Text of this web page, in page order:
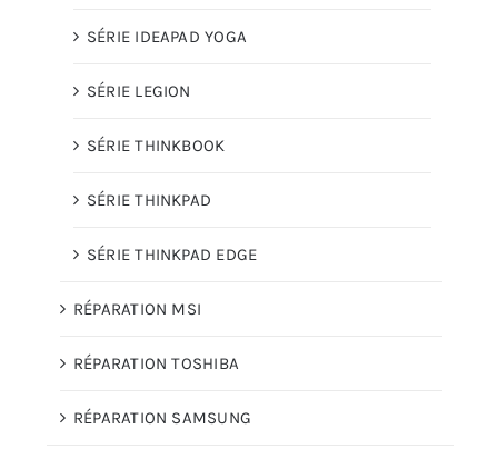
SÉRIE IDEAPAD YOGA
SÉRIE LEGION
SÉRIE THINKBOOK
SÉRIE THINKPAD
SÉRIE THINKPAD EDGE
RÉPARATION MSI
RÉPARATION TOSHIBA
RÉPARATION SAMSUNG